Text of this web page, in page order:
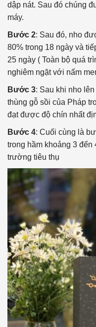
dập nát. Sau đó chúng
máy.
Bước 2: Sau đó, nho
80% trong 18 ngày và
25 ngày ( Toàn bộ quá
nghiêm ngặt với nấm
Bước 3: Sau khi nho
thùng gỗ sồi của Pháp
đạt được độ chín nhất
Bước 4: Cuối cùng là
trong hầm khoảng 3
trường tiêu thụ